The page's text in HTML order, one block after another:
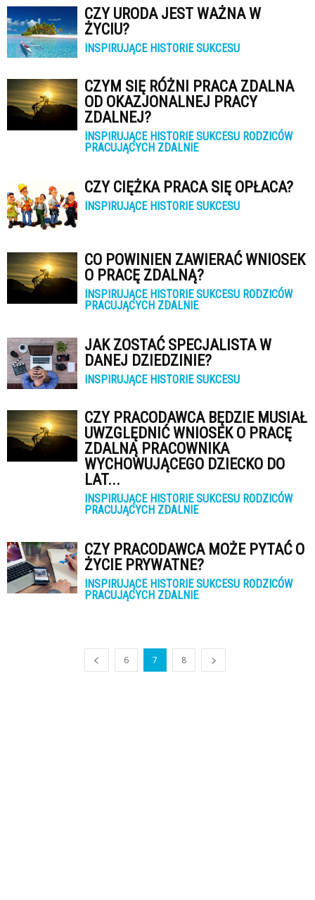
CZY URODA JEST WAŻNA W
ŻYCIU?
INSPIRUJĄCE HISTORIE SUKCESU
CZYM SIĘ RÓŻNI PRACA ZDALNA
OD OKAZJONALNEJ PRACY
ZDALNEJ?
INSPIRUJĄCE HISTORIE SUKCESU RODZICÓW
PRACUJĄCYCH ZDALNIE
CZY CIĘŻKA PRACA SIĘ OPŁACA?
INSPIRUJĄCE HISTORIE SUKCESU
CO POWINIEN ZAWIERAĆ WNIOSEK
O PRACĘ ZDALNĄ?
INSPIRUJĄCE HISTORIE SUKCESU RODZICÓW
PRACUJĄCYCH ZDALNIE
JAK ZOSTAĆ SPECJALISTA W
DANEJ DZIEDZINIE?
INSPIRUJĄCE HISTORIE SUKCESU
CZY PRACODAWCA BĘDZIE MUSIAŁ
UWZGLĘDNIĆ WNIOSEK O PRACĘ
ZDALNĄ PRACOWNIKA
WYCHOWUJĄCEGO DZIECKO DO
LAT...
INSPIRUJĄCE HISTORIE SUKCESU RODZICÓW
PRACUJĄCYCH ZDALNIE
CZY PRACODAWCA MOŻE PYTAĆ O
ŻYCIE PRYWATNE?
INSPIRUJĄCE HISTORIE SUKCESU RODZICÓW
PRACUJĄCYCH ZDALNIE
6 7 8